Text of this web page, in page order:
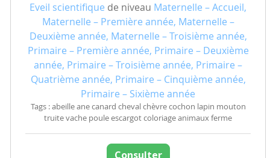
Eveil scientifique de niveau Maternelle – Accueil,
Maternelle – Première année, Maternelle –
Deuxième année, Maternelle – Troisième année,
Primaire – Première année, Primaire – Deuxième
année, Primaire – Troisième année, Primaire –
Quatrième année, Primaire – Cinquième année,
Primaire – Sixième année
Tags : abeille ane canard cheval chèvre cochon lapin mouton
truite vache poule escargot coloriage animaux ferme
Consulter